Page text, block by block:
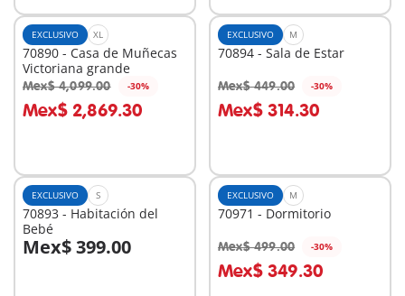
EXCLUSIVO XL
70890 - Casa de Muñecas
Victoriana grande
Mex$ 4,099.00 -30%
Mex$ 2,869.30
A la cesta
EXCLUSIVO M
70894 - Sala de Estar
Mex$ 449.00 -30%
Mex$ 314.30
A la cesta
EXCLUSIVO S
70893 - Habitación del
Bebé
Mex$ 399.00
A la cesta
EXCLUSIVO M
70971 - Dormitorio
Mex$ 499.00 -30%
Mex$ 349.30
A la cesta